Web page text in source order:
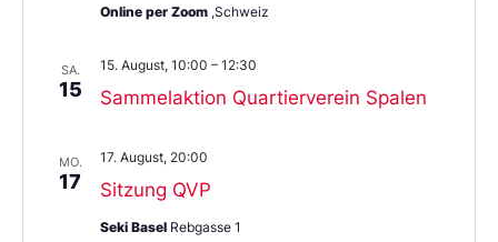
Online per Zoom ,Schweiz
SA.
15 Sammelaktion Quartierverein Spalen
15. August, 10:00 – 12:30
MO.
17 Sitzung QVP
17. August, 20:00
Seki Basel Rebgasse 1